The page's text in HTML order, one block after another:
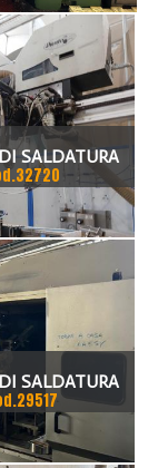
SALDATURA
SALDATURA
2000 400MM
PUNTE CON